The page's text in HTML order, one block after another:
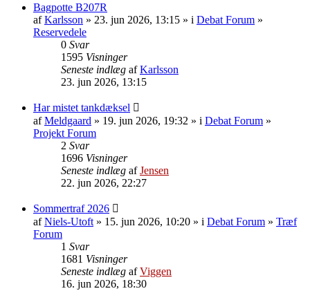
Bagpotte B207R
afKarlsson » 23. jun 2026, 13:15 » i Debat Forum »
Reservedele
0 Svar
1595 Visninger
Seneste indlæg afKarlsson
23. jun 2026, 13:15
Har mistet tankdæksel
afMeldgaard » 19. jun 2026, 19:32 » i Debat Forum »
Projekt Forum
2 Svar
1696 Visninger
Seneste indlæg afJensen
22. jun 2026, 22:27
Sommertraf 2026
afNiels-Utoft » 15. jun 2026, 10:20 » i Debat Forum » Træf
Forum
1 Svar
1681 Visninger
Seneste indlæg afViggen
16. jun 2026, 18:30